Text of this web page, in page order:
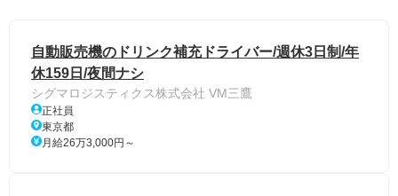
自動販売機のドリンク補充ドライバー/週休3日制/年
休159日/夜間ナシ
シグマロジスティクス株式会社 VM三鷹
正社員
東京都
月給26万3,000円～